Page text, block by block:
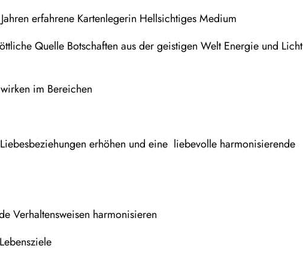
erfahrene Kartenlegerin Hellsichtiges Medium
Quelle Botschaften aus der geistigen Welt Energie und Licht
im Bereichen
erhöhen und eine liebevolle harmonisierende
Verhaltensweisen harmonisieren